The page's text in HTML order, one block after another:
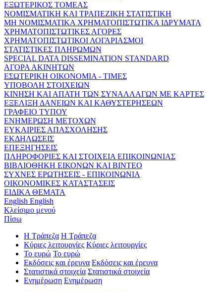
ΕΞΩΤΕΡΙΚΟΣ ΤΟΜΕΑΣ
ΝΟΜΙΣΜΑΤΙΚΗ ΚΑΙ ΤΡΑΠΕΖΙΚΗ ΣΤΑΤΙΣΤΙΚΗ
ΜΗ ΝΟΜΙΣΜΑΤΙΚΑ ΧΡΗΜΑΤΟΠΙΣΤΩΤΙΚΑ ΙΔΡΥΜΑΤΑ
ΧΡΗΜΑΤΟΠΙΣΤΩΤΙΚΕΣ ΑΓΟΡΕΣ
ΧΡΗΜΑΤΟΠΙΣΤΩΤΙΚΟΙ ΛΟΓΑΡΙΑΣΜΟΙ
ΣΤΑΤΙΣΤΙΚΕΣ ΠΛΗΡΩΜΩΝ
SPECIAL DATA DISSEMINATION STANDARD
ΑΓΟΡΑ ΑΚΙΝΗΤΩΝ
ΕΣΩΤΕΡΙΚΗ ΟΙΚΟΝΟΜΙΑ - ΤΙΜΕΣ
ΥΠΟΒΟΛΗ ΣΤΟΙΧΕΙΩΝ
ΚΙΝΗΣΗ ΚΑΙ ΑΠΑΤΗ ΤΩΝ ΣΥΝΑΛΛΑΓΩΝ ΜΕ ΚΑΡΤΕΣ
ΕΞΕΛΙΞΗ ΔΑΝΕΙΩΝ ΚΑΙ ΚΑΘΥΣΤΕΡΗΣΕΩΝ
ΓΡΑΦΕΙΟ ΤΥΠΟΥ
ΕΝΗΜΕΡΩΣΗ ΜΕΤΟΧΩΝ
ΕΥΚΑΙΡΙΕΣ ΑΠΑΣΧΟΛΗΣΗΣ
ΕΚΔΗΛΩΣΕΙΣ
ΕΠΕΞΗΓΗΣΕΙΣ
ΠΛΗΡΟΦΟΡΙΕΣ ΚΑΙ ΣΤΟΙΧΕΙΑ ΕΠΙΚΟΙΝΩΝΙΑΣ
ΒΙΒΛΙΟΘΗΚΗ ΕΙΚΟΝΩΝ ΚΑΙ ΒΙΝΤΕΟ
ΣΥΧΝΕΣ ΕΡΩΤΗΣΕΙΣ - ΕΠΙΚΟΙΝΩΝΙΑ
ΟΙΚΟΝΟΜΙΚΕΣ ΚΑΤΑΣΤΑΣΕΙΣ
ΕΙΔΙΚΑ ΘΕΜΑΤΑ
English English
Κλείσιμο μενού
Πίσω
Η Τράπεζα Η Τράπεζα
Κύριες λειτουργίες Κύριες λειτουργίες
Το ευρώ Το ευρώ
Εκδόσεις και έρευνα Εκδόσεις και έρευνα
Στατιστικά στοιχεία Στατιστικά στοιχεία
Ενημέρωση Ενημέρωση